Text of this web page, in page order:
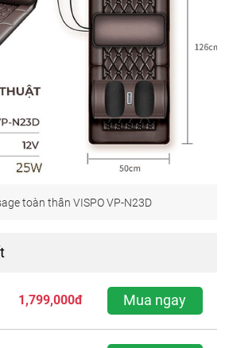
toàn thân VISPO VP-N23D
1,799,000đ Mua ngay